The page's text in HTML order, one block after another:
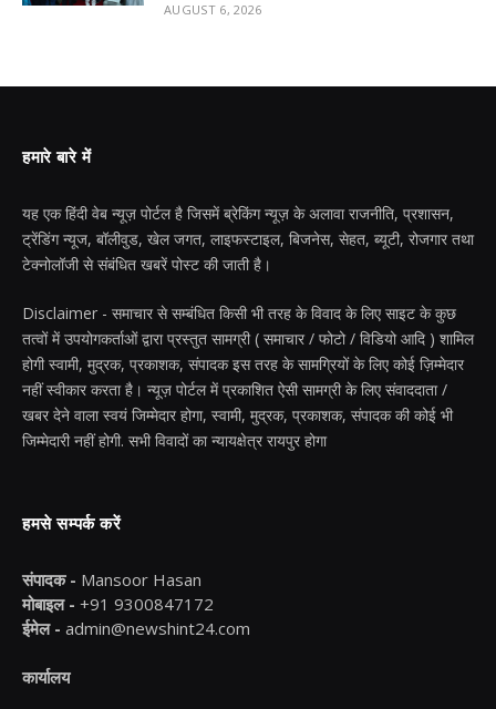
AUGUST 6, 2026
हमारे बारे में
यह एक हिंदी वेब न्यूज़ पोर्टल है जिसमें ब्रेकिंग न्यूज़ के अलावा राजनीति, प्रशासन,
ट्रेंडिंग न्यूज, बॉलीवुड, खेल जगत, लाइफस्टाइल, बिजनेस, सेहत, ब्यूटी, रोजगार तथा
टेक्नोलॉजी से संबंधित खबरें पोस्ट की जाती है।
Disclaimer - समाचार से सम्बंधित किसी भी तरह के विवाद के लिए साइट के कुछ
तत्वों में उपयोगकर्ताओं द्वारा प्रस्तुत सामग्री ( समाचार / फोटो / विडियो आदि ) शामिल
होगी स्वामी, मुद्रक, प्रकाशक, संपादक इस तरह के सामग्रियों के लिए कोई ज़िम्मेदार
नहीं स्वीकार करता है। न्यूज़ पोर्टल में प्रकाशित ऐसी सामग्री के लिए संवाददाता /
खबर देने वाला स्वयं जिम्मेदार होगा, स्वामी, मुद्रक, प्रकाशक, संपादक की कोई भी
जिम्मेदारी नहीं होगी. सभी विवादों का न्यायक्षेत्र रायपुर होगा
हमसे सम्पर्क करें
संपादक - Mansoor Hasan
मोबाइल - +91 9300847172
ईमेल - admin@newshint24.com
कार्यालय